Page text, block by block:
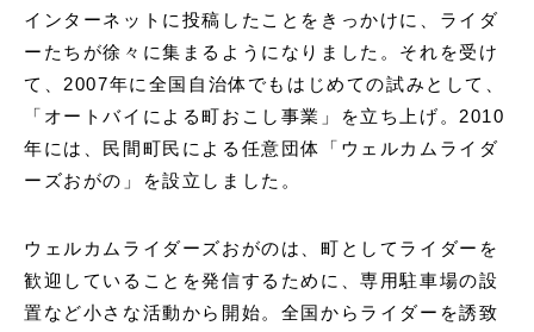
インターネットに投稿したことをきっかけに、ライダ
ーたちが徐々に集まるようになりました。それを受け
て、2007年に全国自治体でもはじめての試みとして、
「オートバイによる町おこし事業」を立ち上げ。2010
年には、民間町民による任意団体「ウェルカムライダ
ーズおがの」を設立しました。
ウェルカムライダーズおがのは、町としてライダーを
歓迎していることを発信するために、専用駐車場の設
置など小さな活動から開始。全国からライダーを誘致